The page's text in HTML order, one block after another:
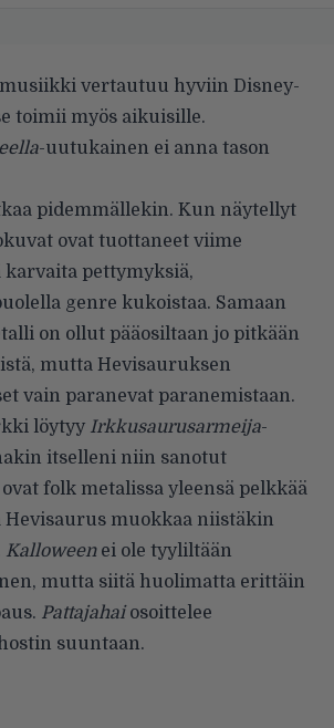
vertautuu hyviin Disney-
toimii myös aikuisille.
-uutukainen ei anna tason
pidemmällekin. Kun näytellyt
ovat tuottaneet viime
pettymyksiä,
genre kukoistaa. Samaan
on ollut pääosiltaan jo pitkään
mutta Hevisauruksen
vain paranevat paranemistaan.
löytyy Irkkusaurusarmeija-
itselleni niin sanotut
folk metalissa yleensä pelkkää
muokkaa niistäkin
Kalloween ei ole tyyliltään
mutta siitä huolimatta erittäin
Pattajahai osoittelee
suuntaan.